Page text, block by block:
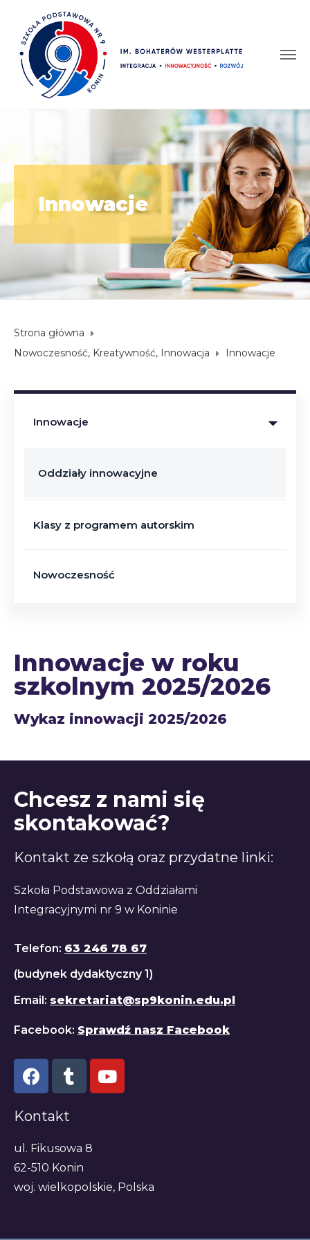
Innowacje
Strona główna
Nowoczesność, Kreatywność, Innowacja
Innowacje
Innowacje
Oddziały innowacyjne
Klasy z programem autorskim
Nowoczesność
Innowacje w roku
szkolnym 2025/2026
Wykaz innowacji 2025/2026
Chcesz z nami się
skontakować?
Kontakt ze szkołą oraz przydatne linki:
Szkoła Podstawowa z Oddziałami
Integracyjnymi nr 9 w Koninie
Telefon: 63 246 78 67
(budynek dydaktyczny 1)
Email: sekretariat@sp9konin.edu.pl
Facebook: Sprawdź nasz Facebook
Kontakt
ul. Fikusowa 8
62-510 Konin
woj. wielkopolskie, Polska